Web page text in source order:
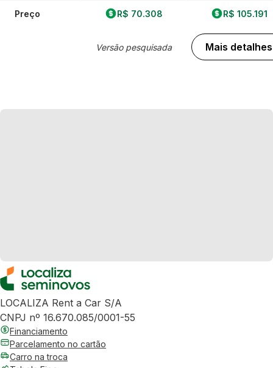
Preço R$ 70.308
Versão pesquisada
R$ 105.191
Mais detalhes
LOCALIZA Rent a Car S/A
CNPJ nº 16.670.085/0001-55
Financiamento
Parcelamento no cartão
Carro na troca